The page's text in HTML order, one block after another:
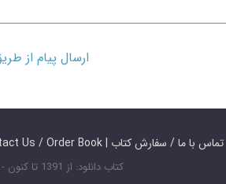
ارسال پیام از طریق ایتا:
Contact Us / Order Book | تماس با ما / سفارش کتاب
کتاب دانلود: از 1391 تا کنون - تمامی حقوق محفوظ است